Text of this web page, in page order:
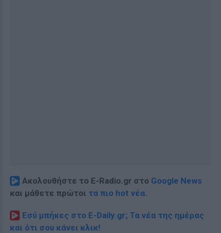
Ακολουθήστε το E-Radio.gr στο Google News
και μάθετε πρώτοι τα πιο hot νέα.
Εσύ μπήκες στο E-Daily.gr; Τα νέα της ημέρας
και ότι σου κάνει κλικ!